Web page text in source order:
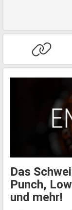
Das
Punch,
und mehr!